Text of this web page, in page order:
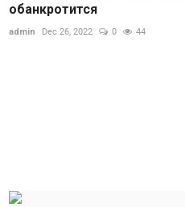
обанкротится
admin Dec 26, 2022 0 44